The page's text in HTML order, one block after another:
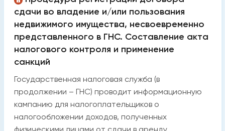
сдачи во владение и/или пользования
недвижимого имущества, несвоевременно
представленного в ГНС. Составление акта
налогового контроля и применение
санкций
Государственная налоговая служба (в
продолжении – ГНС) проводит информационную
кампанию для налогоплательщиков о
налогообложении доходов, полученных
физическими лицами от сдачи в аренду